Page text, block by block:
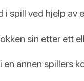
i spill ved hjelp av
sin etter ett
en annen spillers